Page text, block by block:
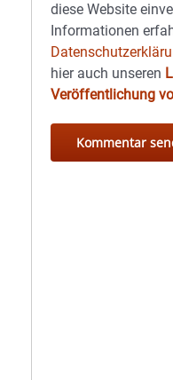
diese Website
Informationen
hier auch unseren
Veröffentlichung